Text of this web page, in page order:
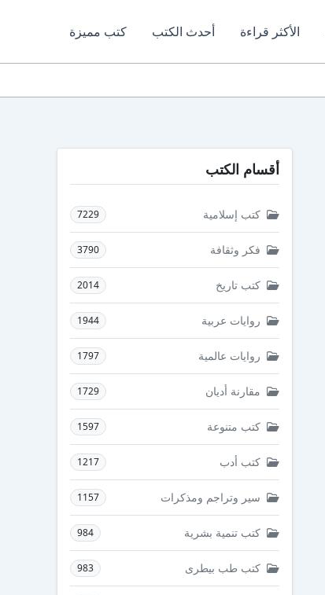
الأكثر قراءة أحدث الكتب كتب مميزة
أقسام الكتب
كتب إسلامية 7229
فكر وثقافة 3790
كتب تاريخ 2014
روايات عربية 1944
روايات عالمية 1797
مقارنة أديان 1729
كتب متنوعة 1597
كتب أدب 1217
سير وتراجم ومذكرات 1157
كتب تنمية بشرية 984
كتب طب بيطرى 983